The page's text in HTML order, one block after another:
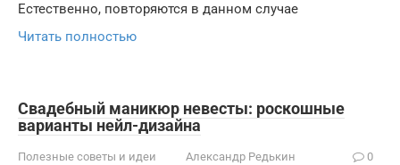
Естественно, повторяются в данном случае
Читать полностью
Свадебный маникюр невесты: роскошные
варианты нейл-дизайна
Полезные советы и идеи Александр Редькин 0